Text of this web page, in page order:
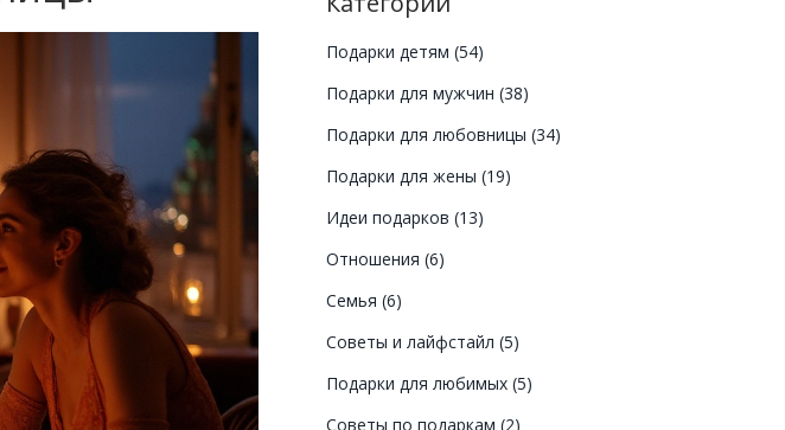
Подарки детям (54)
Подарки для мужчин (38)
Подарки для любовницы (34)
Подарки для жены (19)
Идеи подарков (13)
Отношения (6)
Семья (6)
Советы и лайфстайл (5)
Подарки для любимых (5)
Советы по подаркам (2)